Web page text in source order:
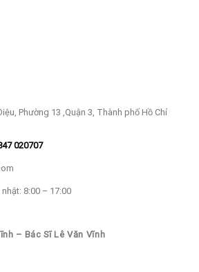
Phường 13 ,Quận 3, Thành phố Hồ Chí
020707
8:00 – 17:00
– Bác Sĩ Lê Văn Vĩnh